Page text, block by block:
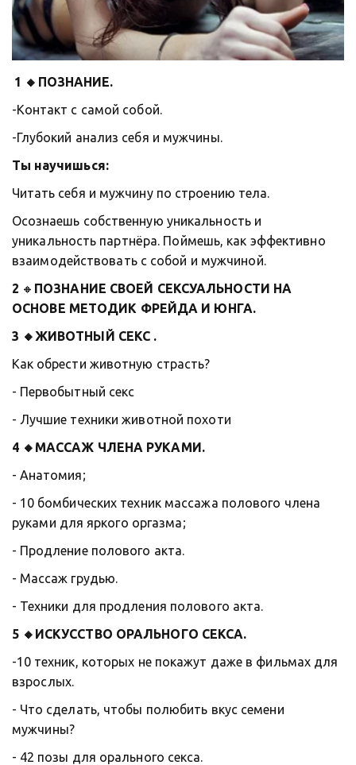
Ты узнаешь, как
обрести
животную
1 🔸ПОЗНАНИЕ.
-Контакт с самой собой.
-Глубокий анализ себя и мужчины.
Ты научишься:
Читать себя и мужчину по строению тела.
Осознаешь собственную уникальность и
уникальность партнёра. Поймешь, как эффективно
взаимодействовать с собой и мужчиной.
2 🔸 ПОЗНАНИЕ СВОЕЙ СЕКСУАЛЬНОСТИ НА
ОСНОВЕ МЕТОДИК ФРЕЙДА И ЮНГА.
3 🔸ЖИВОТНЫЙ СЕКС .
Как обрести животную страсть?
- Первобытный секс
- Лучшие техники животной похоти
4 🔸МАССАЖ ЧЛЕНА РУКАМИ.
- Анатомия;
- 10 бомбических техник массажа полового члена
руками для яркого оргазма;
- Продление полового акта.
- Массаж грудью.
- Техники для продления полового акта.
5 🔸ИСКУССТВО ОРАЛЬНОГО СЕКСА.
-10 техник, которых не покажут даже в фильмах для
взрослых.
- Что сделать, чтобы полюбить вкус семени
мужчины?
- 42 позы для орального секса.